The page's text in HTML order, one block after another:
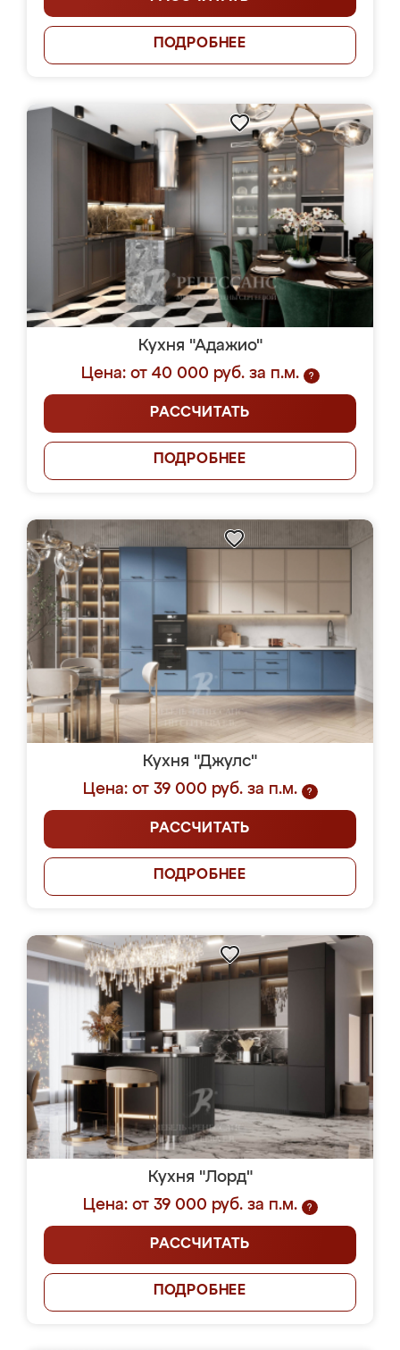
ПОДРОБНЕЕ
Кухня "Адажио"
Цена: от 40 000 руб. за п.м.
?
РАССЧИТАТЬ
ПОДРОБНЕЕ
Кухня "Джулс"
Цена: от 39 000 руб. за п.м.
?
РАССЧИТАТЬ
ПОДРОБНЕЕ
Кухня "Лорд"
Цена: от 39 000 руб. за п.м.
?
РАССЧИТАТЬ
ПОДРОБНЕЕ